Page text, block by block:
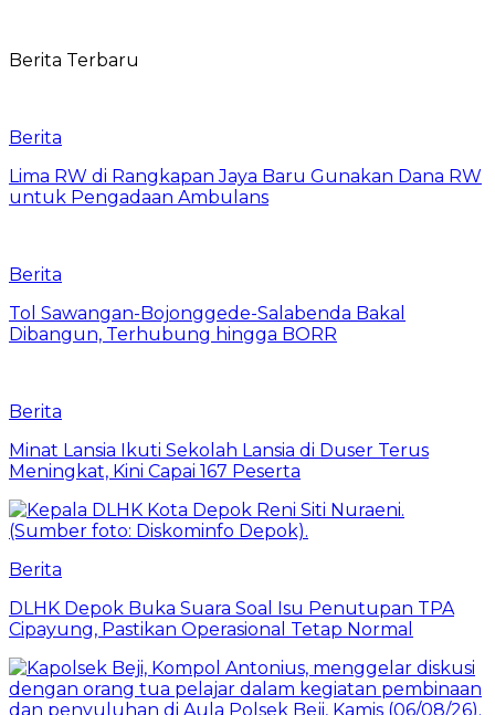
Berita Terbaru
Berita
Lima RW di Rangkapan Jaya Baru Gunakan Dana RW
untuk Pengadaan Ambulans
Berita
Tol Sawangan-Bojonggede-Salabenda Bakal
Dibangun, Terhubung hingga BORR
Berita
Minat Lansia Ikuti Sekolah Lansia di Duser Terus
Meningkat, Kini Capai 167 Peserta
Berita
DLHK Depok Buka Suara Soal Isu Penutupan TPA
Cipayung, Pastikan Operasional Tetap Normal